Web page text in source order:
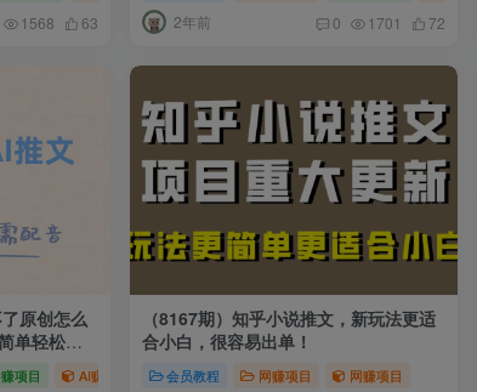
1568 63 2年前 0 1701 72
原创怎么
单轻松变
项目 AI赚钱法则 新媒体项目
（8167期）知乎小说推文，新玩法更适
合小白，很容易出单！
会员教程 网赚项目 网赚项目